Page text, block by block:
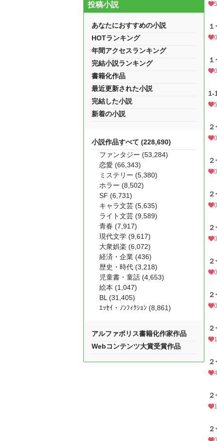
5
１
0
１
0
1-
5
２
0
２
0
２
0
２
0
２
0
２
0
1
4
投稿小説
あなたにおすすめの小説
HOTランキング
年間アクセスランキング
完結小説ランキング
書籍化作品
最近更新された小説
完結した小説
新着の小説
小説作品すべて (228,690)
ファンタジー (53,284)
恋愛 (66,343)
ミステリー (5,380)
ホラー (8,502)
SF (6,731)
キャラ文芸 (5,635)
ライト文芸 (9,589)
青春 (7,917)
現代文学 (9,617)
大衆娯楽 (6,072)
経済・企業 (436)
歴史・時代 (3,218)
児童書・童話 (4,653)
絵本 (1,047)
BL (31,405)
ｴｯｾｲ・ﾉﾝﾌｨｸｼｮﾝ (8,861)
アルファポリス書籍化作家作品
Webコンテンツ大賞受賞作品